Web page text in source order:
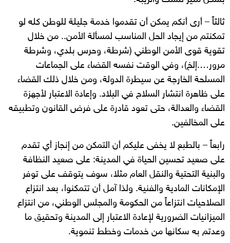
ثالثاً – أرى أنكم يمكن أن تقدموا خدمة جليلة للوطن كله لو
تمكنتم من إيجاد الحل المناسب لمسألة الأمن.. من خلال
تقوية قوى الأمن الوطني (شرطة، وحرس بلدي، وشرطة
مرور….إلخ)، وفي الوقت نفسه القضاء على الجماعات
المسلحة الخارجة عن سيطرة الدولة، ومن خلال ذلك القضاء
على ظاهرة انتشار السلاح في البلاد. وإعادة الاعتبار لأجهزة
القضاء والعدالة، حتى تعود قادرة على فرض القانون وتطبيقه
على المخالفين.
رابعاً – بالطبع لا يخفى عليكم أن التمكن من إنجاز أي تقدم
على صعيد تحسين الحياة في المدينة: على صعيد النظافة
والبنية التحتية والنقل العام مثلا، سوف يتوقف على توفر
الإمكانات المادية والفنية. ولذا آمل أن تتمكنوا، بعد انتزاع
الصلاحيات انتزاعاً من الحكومة والمجلس الوطني، من انتزاع
الميزانيات الضرورية لإعادة الاعتبار إلى المدينة وتحقيق ما
وعدتم به سكانها من خدمات وخطط تنموية.